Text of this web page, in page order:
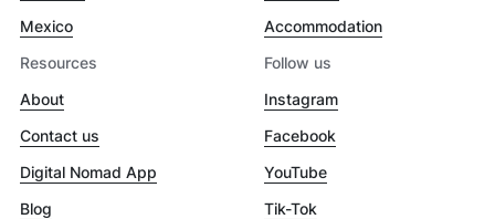
Mexico
Accommodation
Resources
About
Contact us
Digital Nomad App
Blog
Follow us
Instagram
Facebook
YouTube
Tik-Tok